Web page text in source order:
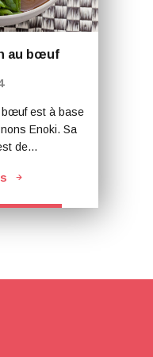
au bœuf
bœuf est à base
Enoki. Sa
de…